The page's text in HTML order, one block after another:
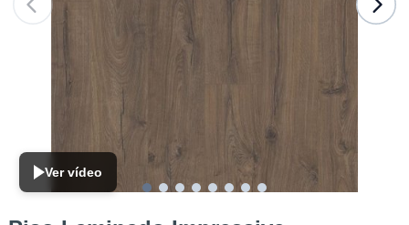
Ver vídeo